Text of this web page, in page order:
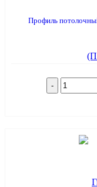
Профиль